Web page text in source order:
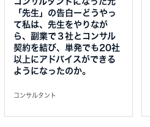
「先生」の告白ーどうやっ
て私は、先生をやりなが
ら、副業で３社とコンサル
契約を結び、単発でも20社
以上にアドバイスができる
ようになったのか。
コンサルタント